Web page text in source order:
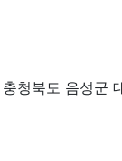
충청북도 음성군